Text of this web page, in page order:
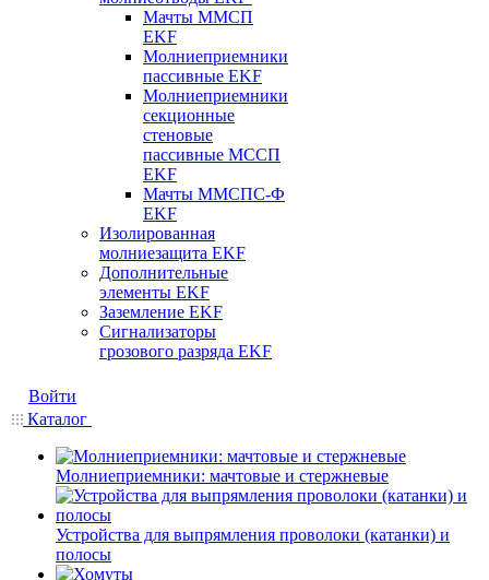
Мачты ММСП
EKF
Молниеприемники
пассивные EKF
Молниеприемники
секционные
стеновые
пассивные МССП
EKF
Мачты ММСПС-Ф
EKF
Изолированная
молниезащита EKF
Дополнительные
элементы EKF
Заземление EKF
Сигнализаторы
грозового разряда EKF
Войти
Каталог
Молниеприемники: мачтовые и стержневые
Устройства для выпрямления проволоки (катанки) и
полосы